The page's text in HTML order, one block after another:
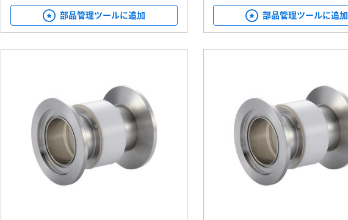
部品管理ツールに追加 部品管理ツールに追加